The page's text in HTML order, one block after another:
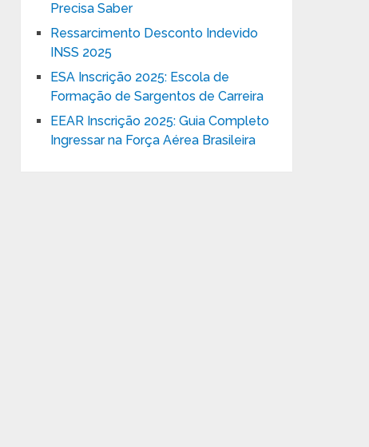
Precisa Saber
Ressarcimento Desconto Indevido
INSS 2025
ESA Inscrição 2025: Escola de
Formação de Sargentos de Carreira
EEAR Inscrição 2025: Guia Completo
Ingressar na Força Aérea Brasileira